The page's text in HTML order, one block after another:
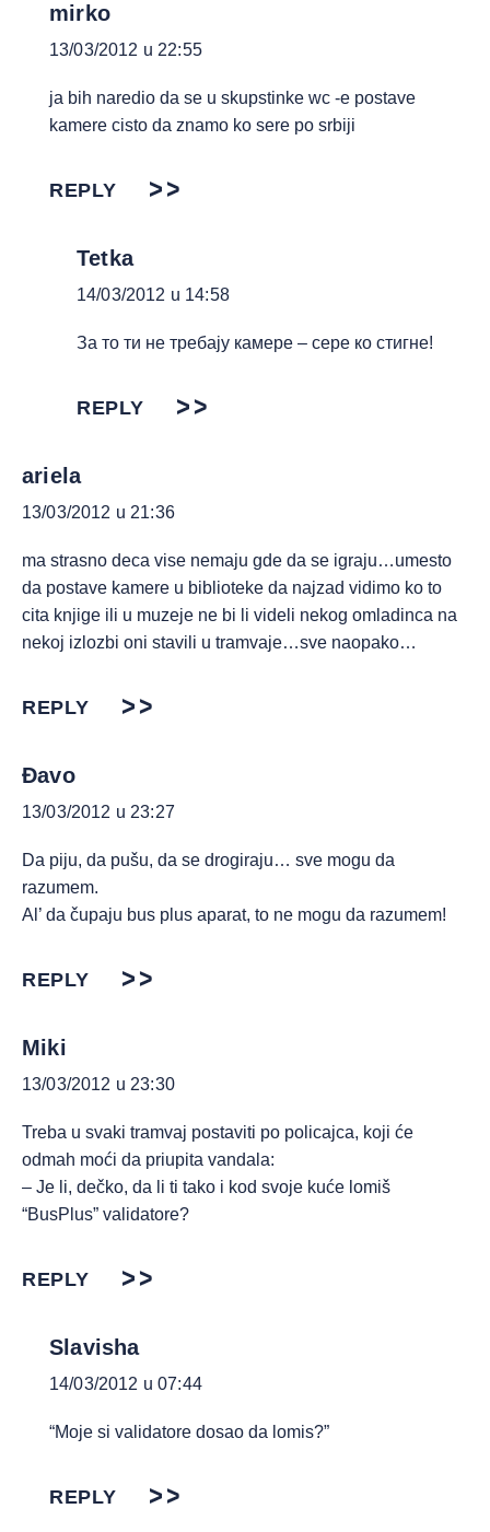
mirko
13/03/2012 u 22:55
ja bih naredio da se u skupstinke wc -e postave
kamere cisto da znamo ko sere po srbiji
REPLY
Tetka
14/03/2012 u 14:58
За то ти не требају камере – сере ко стигне!
REPLY
ariela
13/03/2012 u 21:36
ma strasno deca vise nemaju gde da se igraju…umesto
da postave kamere u biblioteke da najzad vidimo ko to
cita knjige ili u muzeje ne bi li videli nekog omladinca na
nekoj izlozbi oni stavili u tramvaje…sve naopako…
REPLY
Đavo
13/03/2012 u 23:27
Da piju, da pušu, da se drogiraju… sve mogu da
razumem.
Al’ da čupaju bus plus aparat, to ne mogu da razumem!
REPLY
Miki
13/03/2012 u 23:30
Treba u svaki tramvaj postaviti po policajca, koji će
odmah moći da priupita vandala:
– Je li, dečko, da li ti tako i kod svoje kuće lomiš
“BusPlus” validatore?
REPLY
Slavisha
14/03/2012 u 07:44
“Moje si validatore dosao da lomis?”
REPLY